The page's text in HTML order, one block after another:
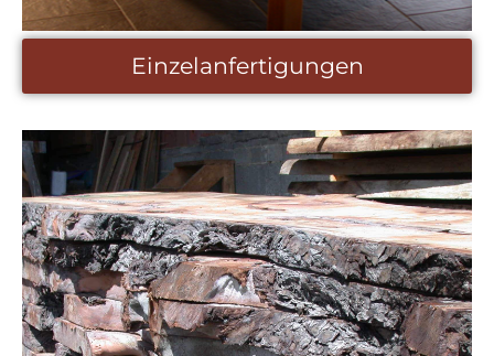
Einzelanfertigungen
Tische, Stühle, Badezimmer, Kinderzimmer und
mehr! Ihnen sind keine Grenzen gesetzt, sprechen
Sie uns an, wir stehen Ihnen gerne auch beratend
zur Verfügung.
mehr erfahren
Einzelanfertigungen